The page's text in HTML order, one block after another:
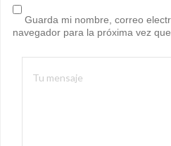
Guarda mi nombre, correo
navegador para la próxima vez